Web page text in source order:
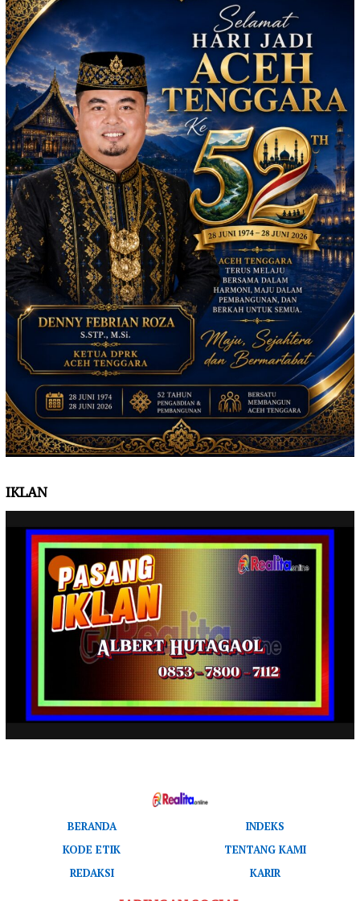
IKLAN
BERANDA
INDEKS
KODE ETIK
TENTANG KAMI
REDAKSI
KARIR